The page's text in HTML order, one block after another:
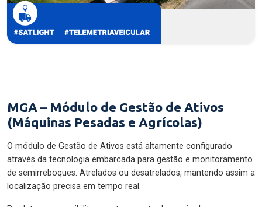
MGA – Módulo de Gestão de Ativos
(Máquinas Pesadas e Agrícolas)
O módulo de Gestão de Ativos está altamente configurado
através da tecnologia embarcada para gestão e monitoramento
de semirreboques: Atrelados ou desatrelados, mantendo assim a
localização precisa em tempo real.